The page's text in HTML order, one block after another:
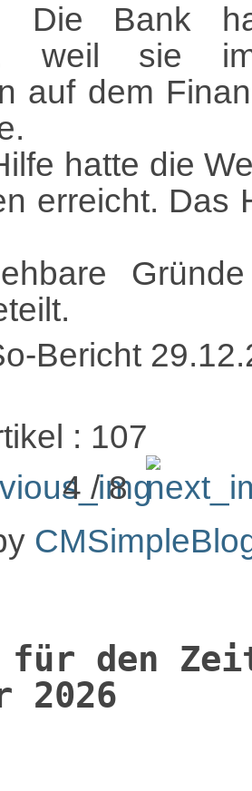
Die Bank
weil sie im
auf dem
hatte die
erreicht. Das
Bericht
: 107
4 / 8
für den
2026